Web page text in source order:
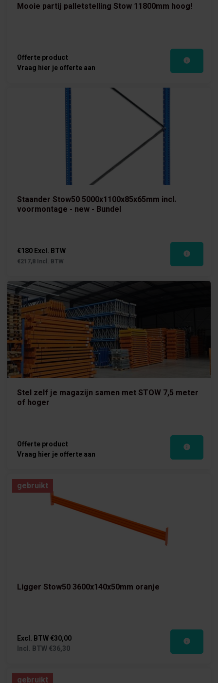
Mooie partij palletstelling Stow 11800mm hoog!
Offerte product
Vraag hier je offerte aan
Staander Stow50 5000x1100x85x65mm incl.
voormontage - new - Bundel
€180 Excl. BTW
€217,8 Incl. BTW
Stel zelf je magazijn samen met STOW 7,5 meter
of hoger
Offerte product
Vraag hier je offerte aan
Ligger Stow50 3600x140x50mm oranje
Excl. BTW€30,00
Incl. BTW€36,30
gebruikt
gebruikt